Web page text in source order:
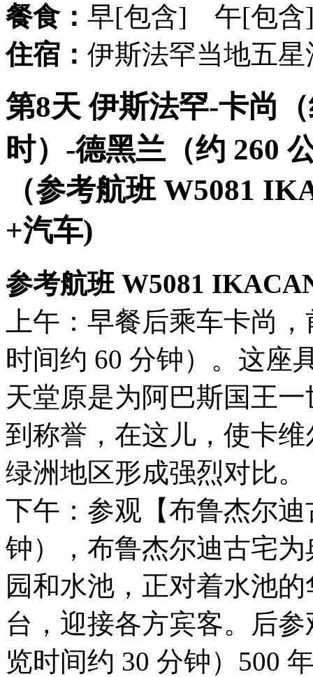
餐食： 早[包含] 午[包
住宿： 伊斯法罕当地五星
第8天 伊斯法罕-卡尚
时）-德黑兰（约 260
（参考航班 W5081
+汽车)
参考航班 W5081
上午：早餐后乘车卡尚
时间约 60 分钟）。这座
天堂原是为阿巴斯国王
到称誉，在这⼉，使卡
绿洲地区形成强烈对⽐。
下午：参观【布鲁杰尔
钟），布鲁杰尔迪古宅
园和⽔池，正对着⽔池
台，迎接各⽅宾客。后
览时间约 30 分钟）500